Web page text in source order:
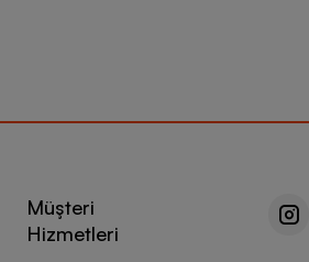
Müşteri
Hizmetleri